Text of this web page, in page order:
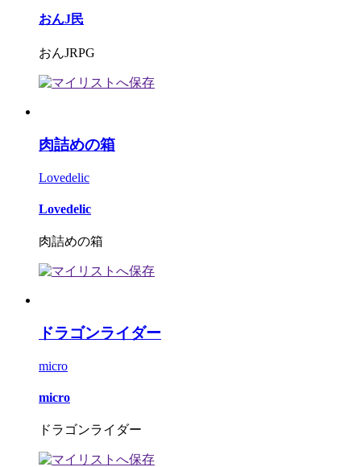
おんJ民
おんJRPG
肉詰めの箱
Lovedelic
Lovedelic
肉詰めの箱
ドラゴンライダー
micro
micro
ドラゴンライダー